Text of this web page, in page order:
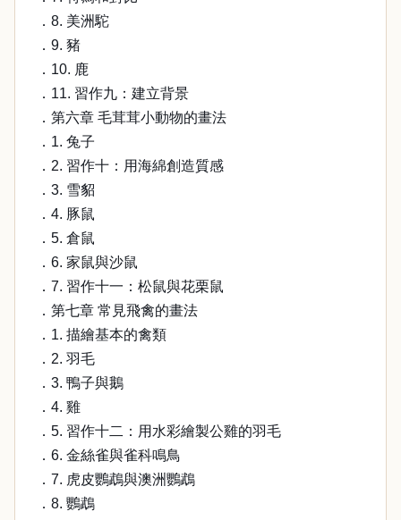
．8. 美洲駝
．9. 豬
．10. 鹿
．11. 習作九：建立背景
．第六章 毛茸茸小動物的畫法
．1. 兔子
．2. 習作十：用海綿創造質感
．3. 雪貂
．4. 豚鼠
．5. 倉鼠
．6. 家鼠與沙鼠
．7. 習作十一：松鼠與花栗鼠
．第七章 常見飛禽的畫法
．1. 描繪基本的禽類
．2. 羽毛
．3. 鴨子與鵝
．4. 雞
．5. 習作十二：用水彩繪製公雞的羽毛
．6. 金絲雀與雀科鳴鳥
．7. 虎皮鸚鵡與澳洲鸚鵡
．8. 鸚鵡